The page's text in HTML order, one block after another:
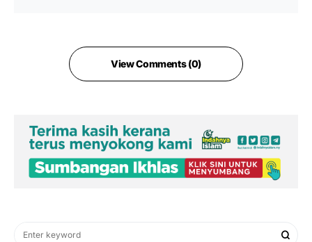
View Comments (0)